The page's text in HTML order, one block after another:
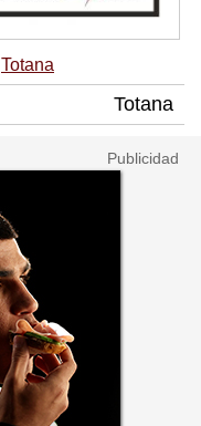
Totana
Totana